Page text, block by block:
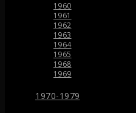
1960
1961
1962
1963
1964
1965
1968
1969
1970-1979